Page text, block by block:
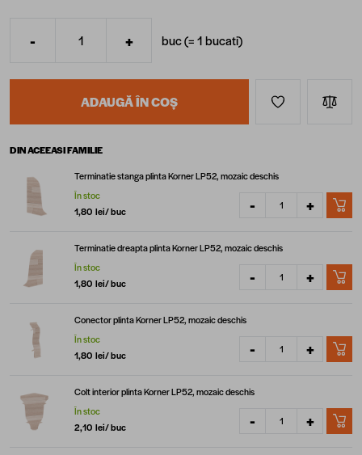
Cantitate
- + buc (=1bucati)
ADAUGĂ ÎN COȘ
DIN ACEEASI FAMILIE
Terminatie stanga plinta Korner LP52, mozaic deschis
În stoc
1,80 lei/ buc - +
Terminatie dreapta plinta Korner LP52, mozaic deschis
În stoc
1,80 lei/ buc - +
Conector plinta Korner LP52, mozaic deschis
În stoc
1,80 lei/ buc - +
Colt interior plinta Korner LP52, mozaic deschis
În stoc
2,10 lei/ buc - +